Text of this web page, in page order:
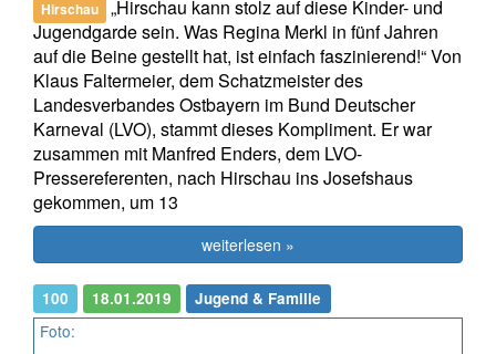
Hirschau
„Hirschau kann stolz auf diese Kinder- und
Jugendgarde sein. Was Regina Merkl in fünf Jahren
auf die Beine gestellt hat, ist einfach faszinierend!“ Von
Klaus Faltermeier, dem Schatzmeister des
Landesverbandes Ostbayern im Bund Deutscher
Karneval (LVO), stammt dieses Kompliment. Er war
zusammen mit Manfred Enders, dem LVO-
Pressereferenten, nach Hirschau ins Josefshaus
gekommen, um 13
weiterlesen »
100 18.01.2019 Jugend & Familie
Foto: